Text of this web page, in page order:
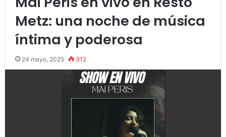
Metz: una noche de música
íntima y poderosa
24 mayo, 2025 312